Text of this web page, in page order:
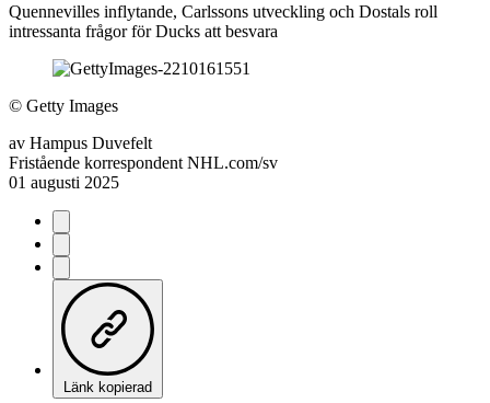
Quennevilles inflytande, Carlssons utveckling och Dostals roll
intressanta frågor för Ducks att besvara
© Getty Images
av Hampus Duvefelt
Fristående korrespondent NHL.com/sv
01 augusti 2025
Länk kopierad